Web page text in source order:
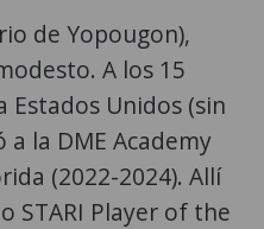
de Yopougon),
A los 15
Estados Unidos (sin
a la DME Academy
(2022-2024). Allí
STARI Player of the